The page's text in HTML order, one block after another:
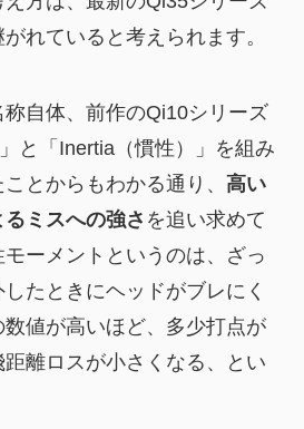
れていると考えられます。
自体、前作のQi10シリーズ
と「Inertia（慣性）」を組み
とからもわかる通り、 高い
ミスへの強さ を追い求めて
ーメントというのは、ざっ
たときにヘッドがブレにく
値が高いほど、多少打点が
離ロスが小さくなる、とい